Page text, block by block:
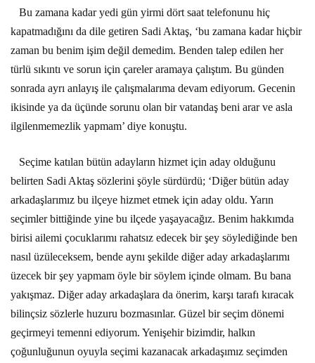
Bu zamana kadar yedi gün yirmi dört saat telefonunu hiç
kapatmadığını da dile getiren Sadi Aktaş, ‘bu zamana kadar hiçbir
zaman bu benim işim değil demedim. Benden talep edilen her
türlü sıkıntı ve sorun için çareler aramaya çalıştım. Bu günden
sonrada ayrı anlayış ile çalışmalarıma devam ediyorum. Gecenin
ikisinde ya da üçünde sorunu olan bir vatandaş beni arar ve asla
ilgilenmemezlik yapmam’ diye konuştu.
Seçime katılan bütün adayların hizmet için aday olduğunu
belirten Sadi Aktaş sözlerini şöyle sürdürdü; ‘Diğer bütün aday
arkadaşlarımız bu ilçeye hizmet etmek için aday oldu. Yarın
seçimler bittiğinde yine bu ilçede yaşayacağız. Benim hakkımda
birisi ailemi çocuklarımı rahatsız edecek bir şey söylediğinde ben
nasıl üzüleceksem, bende aynı şekilde diğer aday arkadaşlarımı
üzecek bir şey yapmam öyle bir söylem içinde olmam. Bu bana
yakışmaz. Diğer aday arkadaşlara da önerim, karşı tarafı kıracak
bilinçsiz sözlerle huzuru bozmasınlar. Güzel bir seçim dönemi
geçirmeyi temenni ediyorum. Yenişehir bizimdir, halkın
çoğunluğunun oyuyla seçimi kazanacak arkadaşımız seçimden